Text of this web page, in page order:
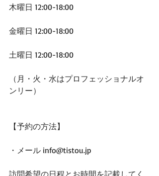
木曜日 12:00-18:00﻿
金曜日 12:00-18:00﻿
土曜日 12:00-18:00﻿
（月・火・水はプロフェッショナルオ
ンリー）﻿
﻿【予約の方法】﻿
・メール info@tistou.jp﻿
訪問希望の日程とお時間を記載してく